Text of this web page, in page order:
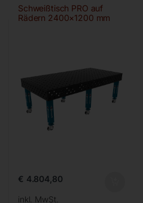
Schweißtisch PRO auf
Rädern 2400×1200 mm
€ 4.804,80
inkl. MwSt.